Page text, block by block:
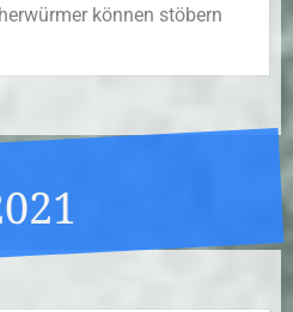
können stöbern